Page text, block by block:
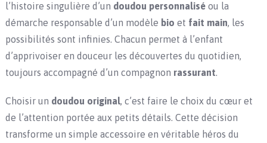
l’histoire singulière d’un doudou personnaliséou la
démarche responsable d’un modèle bio et fait main, les
possibilités sont infinies. Chacun permet à l’enfant
d’apprivoiser en douceur les découvertes du quotidien,
toujours accompagné d’un compagnon rassurant.
Choisir un doudou original, c’est faire le choix du cœur et
de l’attention portée aux petits détails. Cette décision
transforme un simple accessoire en véritable héros du